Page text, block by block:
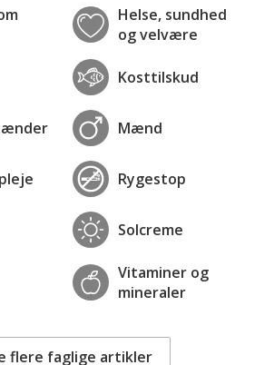
Helse, sundhed
og velvære
Kosttilskud
Mænd
Rygestop
Solcreme
Vitaminer og
mineraler
flere faglige artikler